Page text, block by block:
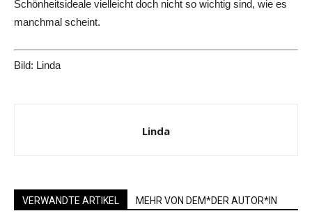
Schönheitsideale vielleicht doch nicht so wichtig sind, wie es
manchmal scheint.
Bild: Linda
Linda
VERWANDTE ARTIKEL MEHR VON DEM*DER AUTOR*IN